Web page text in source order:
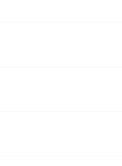
祈愿
祈愿
宝祈愿
祈愿
祈愿
祈愿